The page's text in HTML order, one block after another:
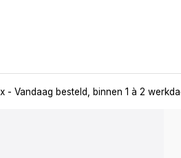
- Vandaag besteld, binnen 1 à 2